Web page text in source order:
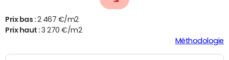
Prix bas : 2 467 €/m2
Prix haut :3 270 €/m2
Méthodologie